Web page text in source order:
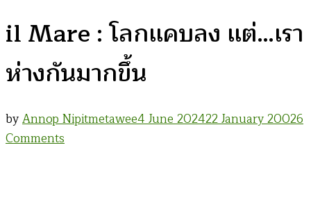
il Mare : โลกแคบลง แต่…เรา
ห่างกันมากขึ้น
byAnnop Nipitmetawee4 June 202422 January 20026
Commentson